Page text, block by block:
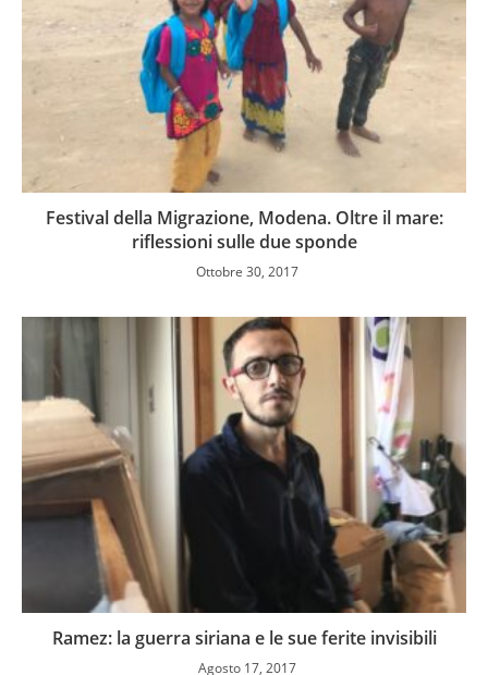
Festival della Migrazione, Modena. Oltre il mare:
riflessioni sulle due sponde
Ottobre 30, 2017
Ramez: la guerra siriana e le sue ferite invisibili
Agosto 17, 2017